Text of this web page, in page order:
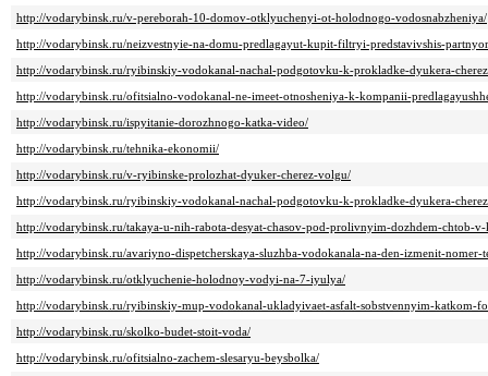
http://vodarybinsk.ru/v-pereborah-10-domov-otklyuchenyi-ot-holodnogo-vodosnabzheniya/
http://vodarybinsk.ru/neizvestnyie-na-domu-predlagayut-kupit-filtryi-predstavivshis-
http://vodarybinsk.ru/ryibinskiy-vodokanal-nachal-podgotovku-k-prokladke-dyukera-
http://vodarybinsk.ru/ofitsialno-vodokanal-ne-imeet-otnosheniya-k-kompanii-
http://vodarybinsk.ru/ispyitanie-dorozhnogo-katka-video/
http://vodarybinsk.ru/tehnika-ekonomii/
http://vodarybinsk.ru/v-ryibinske-prolozhat-dyuker-cherez-volgu/
http://vodarybinsk.ru/ryibinskiy-vodokanal-nachal-podgotovku-k-prokladke-dyukera-
http://vodarybinsk.ru/takaya-u-nih-rabota-desyat-chasov-pod-prolivnyim-dozhdem-chtob-
http://vodarybinsk.ru/avariyno-dispetcherskaya-sluzhba-vodokanala-na-den-izmenit-nomer-
http://vodarybinsk.ru/otklyuchenie-holodnoy-vodyi-na-7-iyulya/
http://vodarybinsk.ru/ryibinskiy-mup-vodokanal-ukladyivaet-asfalt-sobstvennyim-katkom-
http://vodarybinsk.ru/skolko-budet-stoit-voda/
http://vodarybinsk.ru/ofitsialno-zachem-slesaryu-beysbolka/